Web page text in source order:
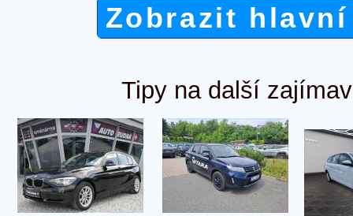
Zobrazit
Tipy na další